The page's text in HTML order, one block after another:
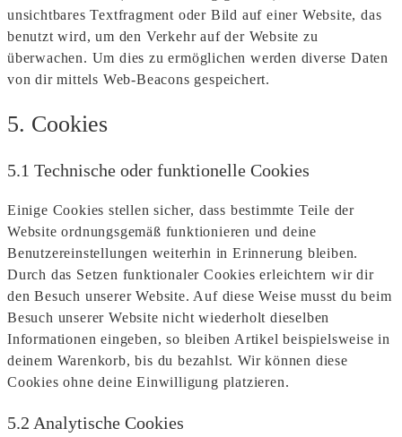
unsichtbares Textfragment oder Bild auf einer Website, das
benutzt wird, um den Verkehr auf der Website zu
überwachen. Um dies zu ermöglichen werden diverse Daten
von dir mittels Web-Beacons gespeichert.
5. Cookies
5.1 Technische oder funktionelle Cookies
Einige Cookies stellen sicher, dass bestimmte Teile der
Website ordnungsgemäß funktionieren und deine
Benutzereinstellungen weiterhin in Erinnerung bleiben.
Durch das Setzen funktionaler Cookies erleichtern wir dir
den Besuch unserer Website. Auf diese Weise musst du beim
Besuch unserer Website nicht wiederholt dieselben
Informationen eingeben, so bleiben Artikel beispielsweise in
deinem Warenkorb, bis du bezahlst. Wir können diese
Cookies ohne deine Einwilligung platzieren.
5.2 Analytische Cookies